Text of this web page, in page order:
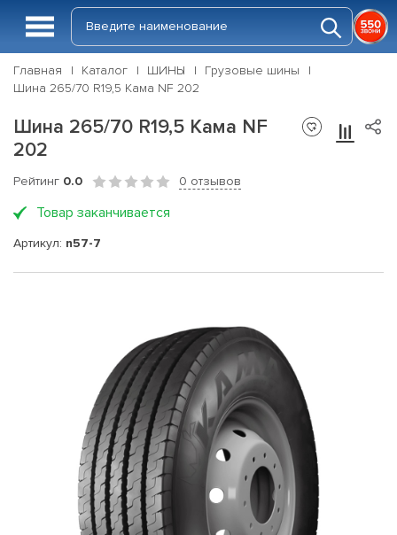
Главная Каталог ШИНЫ
Грузовые шины
Шина 265/70 R19,5 Кама NF 202
Шина 265/70 R19,5 Кама NF
202
Рейтинг 0.0 0 отзывов
Товар заканчивается
Артикул: n57-7